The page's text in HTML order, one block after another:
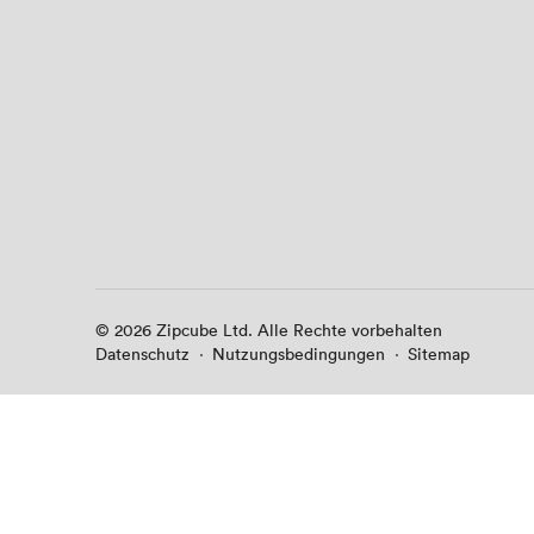
© 2026 Zipcube Ltd. Alle Rechte vorbehalten
Datenschutz · Nutzungsbedingungen · Sitemap